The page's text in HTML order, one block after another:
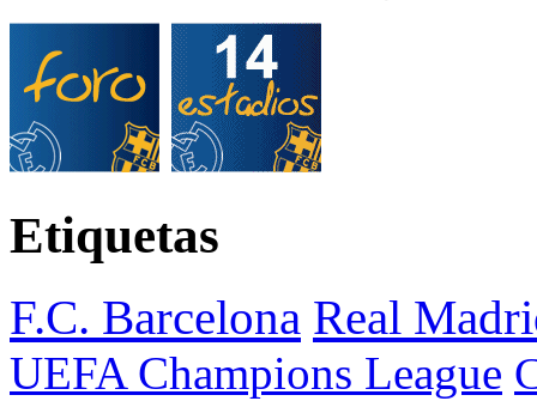
Etiquetas
F.C. Barcelona Real
UEFA Champions League